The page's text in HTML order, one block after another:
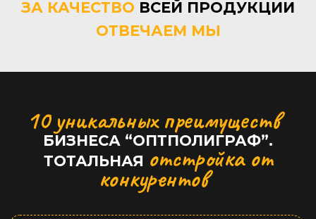
ЗА КАЧЕСТВО ВСЕЙ ПРОДУКЦИИ
ОТВЕЧАЕМ МЫ
10 уникальных преимуществ
БИЗНЕСА “ОПТПОЛИГРАФ”.
ТОТАЛЬНАЯ отстройка от
конкурентов